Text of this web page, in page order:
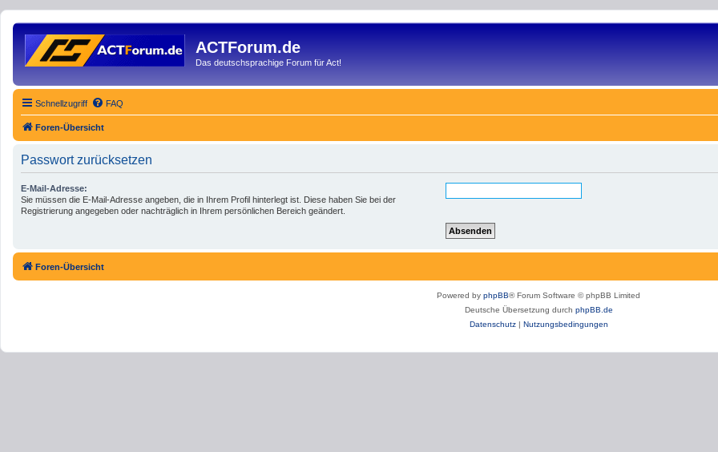
ACTForum.de
Das deutschsprachige Forum für Act!
Schnellzugriff FAQ
Foren-Übersicht
Passwort zurücksetzen
E-Mail-Adresse:
Sie müssen die E-Mail-Adresse angeben, die in Ihrem Profil hinterlegt ist. Diese haben Sie bei der
Registrierung angegeben oder nachträglich in Ihrem persönlichen Bereich geändert.
Foren-Übersicht
Powered by phpBB® Forum Software © phpBB Limited
Deutsche Übersetzung durch phpBB.de
Datenschutz| Nutzungsbedingungen